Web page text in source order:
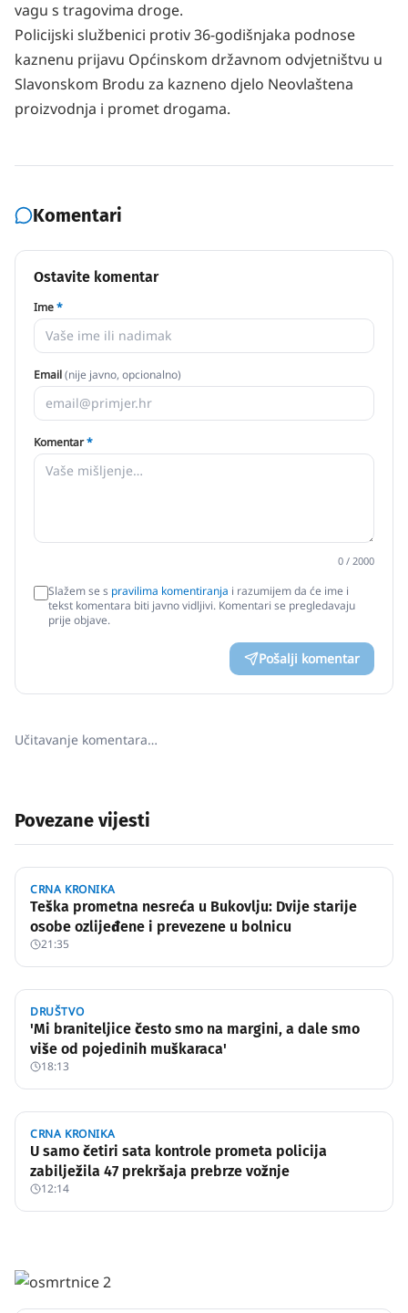
vagu s tragovima droge.
Policijski službenici protiv 36-godišnjaka podnose
kaznenu prijavu Općinskom državnom odvjetništvu u
Slavonskom Brodu za kazneno djelo Neovlaštena
proizvodnja i promet drogama.
Komentari
Ostavite komentar
Ime*
Email(nije javno, opcionalno)
Komentar*
0 / 2000
Slažem se s pravilima komentiranja i razumijem da će ime i
tekst komentara biti javno vidljivi. Komentari se pregledavaju
prije objave.
Pošalji komentar
Učitavanje komentara…
Povezane vijesti
CRNA KRONIKA
Teška prometna nesreća u Bukovlju: Dvije starije
osobe ozlijeđene i prevezene u bolnicu
21:35
DRUŠTVO
'Mi braniteljice često smo na margini, a dale smo
više od pojedinih muškaraca'
18:13
CRNA KRONIKA
U samo četiri sata kontrole prometa policija
zabilježila 47 prekršaja prebrze vožnje
12:14